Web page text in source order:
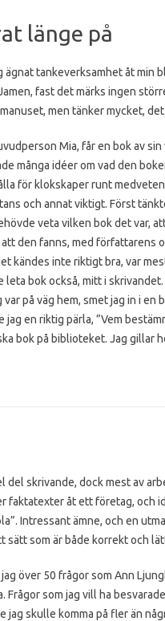
länge på
ägnat tankeverksamhet åt min
fast det märks ingen
men tänker mycket,
Mia, får en bok av sin
många idéer om vad den
för klokskaper runt
och annat viktigt. Först
veta vilken bok det var,
att den fanns, med författarens
kändes inte riktigt bra, var
leta bok också, mitt i
var på väg hem, smet jag in i en
jag en riktig pärla, ”Vem
bok på biblioteket. Jag gillar
del skrivande, dock mest av
faktatexter åt ett företag, och
Intressant ämne, och en
sätt som är både korrekt och
över 50 frågor som Ann
Frågor som jag vill ha
jag skulle komma på fler än